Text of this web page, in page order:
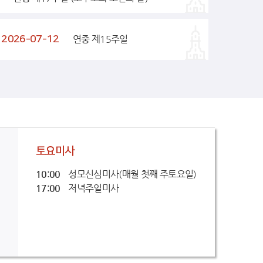
2026-07-12 연중 제15주일
토요미사
10:00
성모신심미사(매월 첫째 주토요일)
17:00
저녁주일미사